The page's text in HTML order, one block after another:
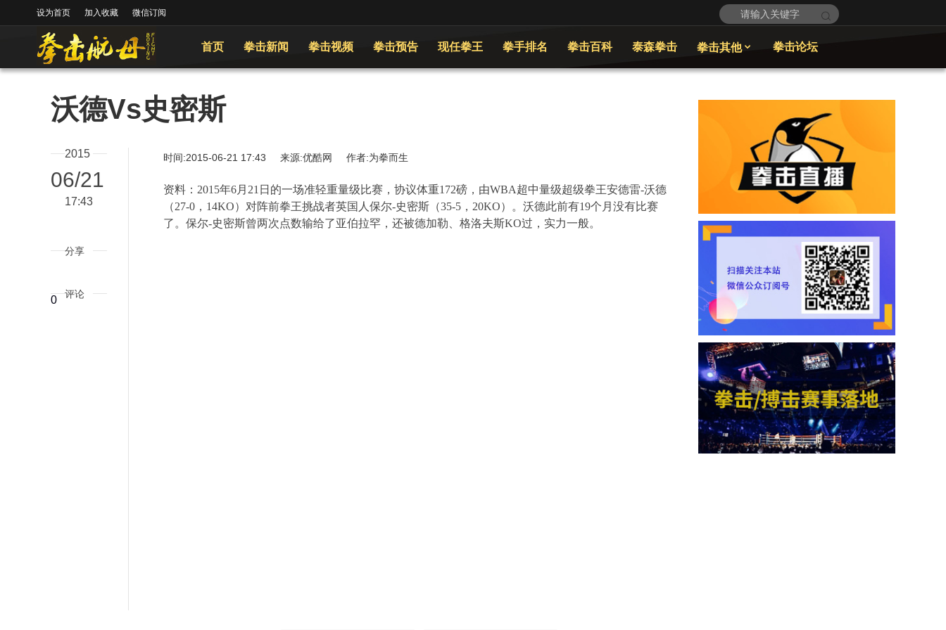
设为首页 加入收藏 微信订阅
首页 拳击新闻 拳击视频 拳击预告 现任拳王 拳手排名 拳击百科 泰森拳击 拳击其他 拳击论坛
沃德Vs史密斯
2015
06/21
17:43
分享
评论
0
时间:2015-06-21 17:43 来源:优酷网 作者:为拳而生
资料： 2015年6月 21 日的一场准轻重量级比赛，协议体重172磅，由WBA超中量级超级拳王安德雷-沃德
（27-0 ， 14KO）对阵前拳王挑战者英国人保尔-史密斯（35-5 ， 20KO）。沃德此前有19个月没有比赛
了。保尔-史密斯曾两次点数输给了亚伯拉罕，还被德加勒、格洛夫斯KO过，实力一般。